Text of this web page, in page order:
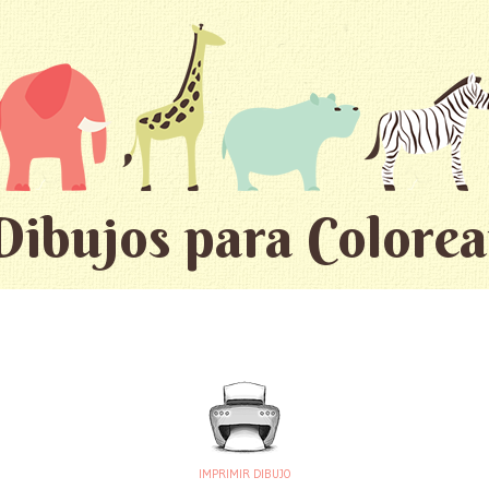
para
IMPRIMIR DIBUJO